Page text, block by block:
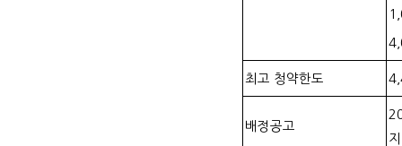
최고 청약한도
배정공고
지